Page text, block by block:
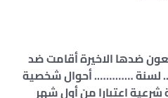
ضدها الاخيرة أقامت ضد
لسنة …………. أحوال شخصية
شرعية اعتبارا من أول شهر